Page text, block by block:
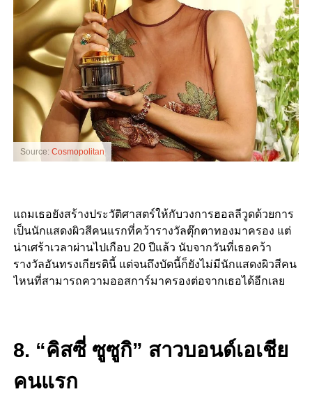
Source: Cosmopolitan
แถมเธอยังสร้างประวัติศาสตร์ให้กับวงการฮอลลีวูดด้วยการ
เป็นนักแสดงผิวสีคนแรกที่คว้ารางวัลตุ๊กตาทองมาครอง แต่
น่าเศร้าเวลาผ่านไปเกือบ 20 ปีแล้ว นับจากวันที่เธอคว้า
รางวัลอันทรงเกียรตินี้ แต่จนถึงบัดนี้ก็ยังไม่มีนักแสดงผิวสีคน
ไหนที่สามารถความออสการ์มาครองต่อจากเธอได้อีกเลย
8. “คิสซี่ ซูซูกิ” สาวบอนด์เอเชีย
คนแรก